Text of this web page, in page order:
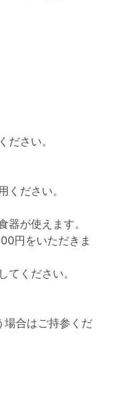
ださい。
ください。
器が使えます。
円をいただきま
てください。
場合はご持参くだ